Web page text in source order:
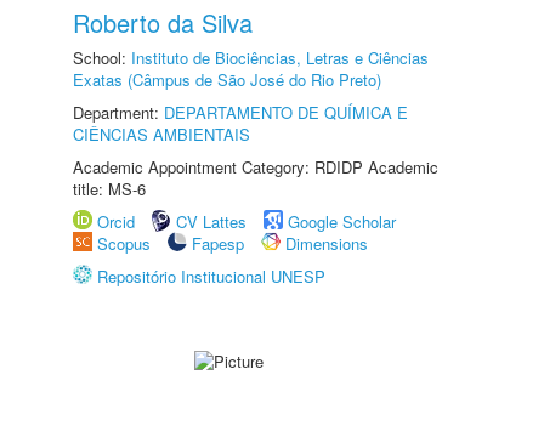
Roberto da Silva
School: Instituto de Biociências, Letras e Ciências
Exatas (Câmpus de São José do Rio Preto)
Department: DEPARTAMENTO DE QUÍMICA E
CIÊNCIAS AMBIENTAIS
Academic Appointment Category: RDIDP Academic
title: MS-6
Orcid
CV Lattes
Google Scholar
Scopus
Fapesp
Dimensions
Repositório Institucional UNESP